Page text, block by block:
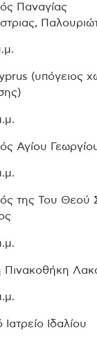
Παναγίας
(υπόγειος
Αγίου
της Του Θεού
Πινακοθήκη
Ιατρείο Ιδαλίου